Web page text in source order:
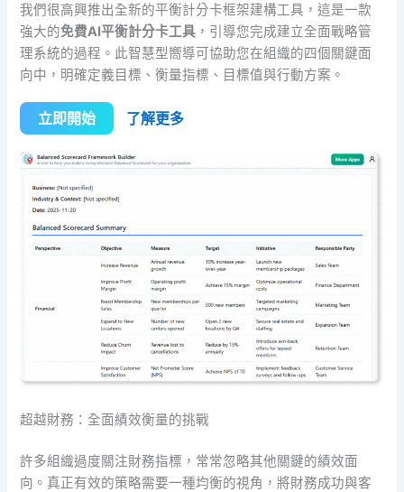
我們很高興推出全新的平衡計分卡框架建構工具，這是一款
強大的免費AI平衡計分卡工具 ，引導您完成建立全面戰略管
理系統的過程。此智慧型嚮導可協助您在組織的四個關鍵面
向中，明確定義目標、衡量指標、目標值與行動方案。
立即開始 了解更多
超越財務：全面績效衡量的挑戰
許多組織過度關注財務指標，常常忽略其他關鍵的績效面
向。真正有效的策略需要一種均衡的視角，將財務成功與客